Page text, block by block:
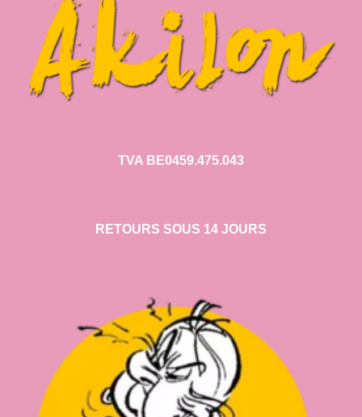
TVA BE0459.475.043
RETOURS SOUS 14 JOURS